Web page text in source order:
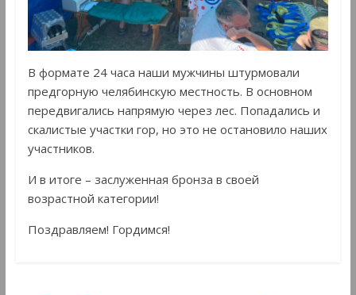
В формате 24 часа наши мужчины штурмовали
предгорную челябинскую местность. В основном
передвигались напрямую через лес. Попадались и
скалистые участки гор, но это не остановило наших
участников.
И в итоге – заслуженная бронза в своей
возрастной категории!
Поздравляем! Гордимся!